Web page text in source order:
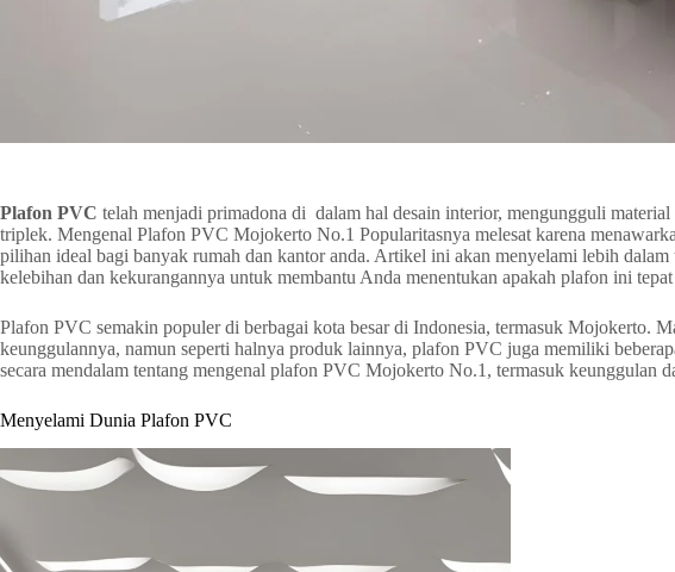
Plafon PVC telah menjadi primadona di dalam hal desain interior, mengungguli
triplek. Mengenal Plafon PVC Mojokerto No.1 Popularitasnya melesat karena
pilihan ideal bagi banyak rumah dan kantor anda. Artikel ini akan menyelami lebih
kelebihan dan kekurangannya untuk membantu Anda menentukan apakah plafon ini
Plafon PVC semakin populer di berbagai kota besar di Indonesia, termasuk Mojokerto.
keunggulannya, namun seperti halnya produk lainnya, plafon PVC juga memiliki
secara mendalam tentang mengenal plafon PVC Mojokerto No.1, termasuk keunggulan
Menyelami Dunia Plafon PVC